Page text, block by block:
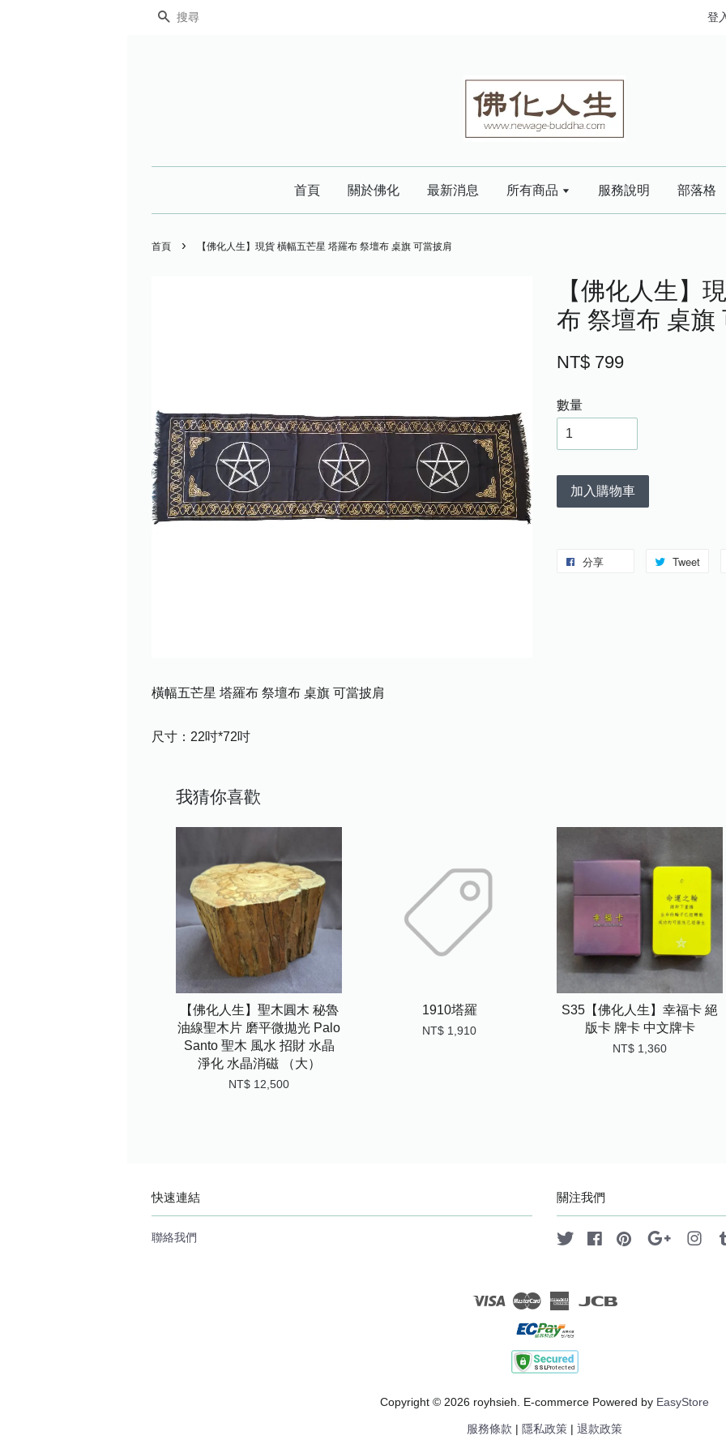
搜尋 登
首頁 關於佛化 最新消息 所有商品 服務說明 部落格
首頁 › 【佛化人生】現貨 橫幅五芒星 塔羅布 祭壇布 桌旗 可當披肩
【佛化人生】
布 祭壇布 桌旗
NT$ 799
數量
加入購物車
分享 Tweet
橫幅五芒星 塔羅布 祭壇布 桌旗 可當披肩
尺寸：22吋*72吋
我猜你喜歡
【佛化人生】聖木圓木 秘魯
油線聖木片 磨平微拋光 Palo
Santo 聖木 風水 招財 水晶
淨化 水晶消磁 （大）
NT$ 12,500
1910塔羅
NT$ 1,910
S35【佛化人生】幸福卡 絕
版卡 牌卡 中文牌卡
NT$ 1,360
快速連結
聯絡我們
關注我們
Twitter FacebookPinterest Google
Visa Master American
Copyright © 2026 royhsieh. E-commerce Powered by EasyStore
服務條款 | 隱私政策 | 退款政策